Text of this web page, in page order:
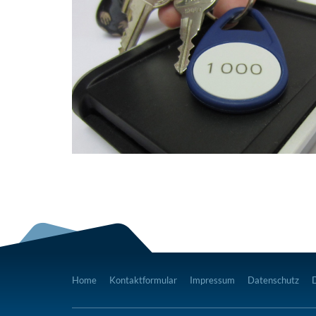
Home Kontaktformular Impressum Datenschutz